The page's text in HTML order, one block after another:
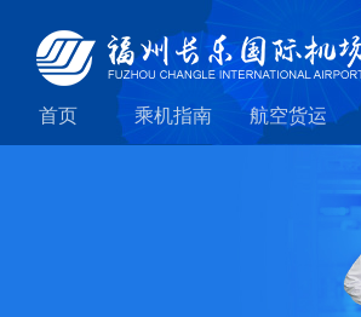
首页 乘机指南 航空货运